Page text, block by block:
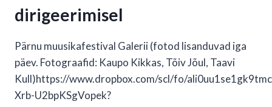
dirigeerimisel
Pärnu muusikafestival Galerii (fotod lisanduvad iga
päev. Fotograafid: Kaupo Kikkas, Tõiv Jõul, Taavi
Kull)https://www.dropbox.com/scl/fo/
Xrb-U2bpKSgVopek?